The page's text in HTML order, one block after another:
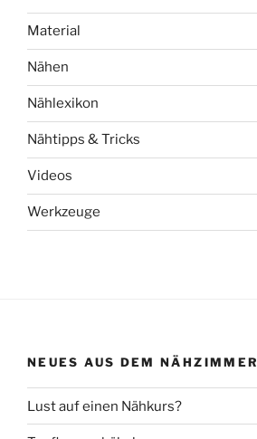
Material
Nähen
Nählexikon
Nähtipps & Tricks
Videos
Werkzeuge
NEUES AUS DEM NÄHZIMMER
Lust auf einen Nähkurs?